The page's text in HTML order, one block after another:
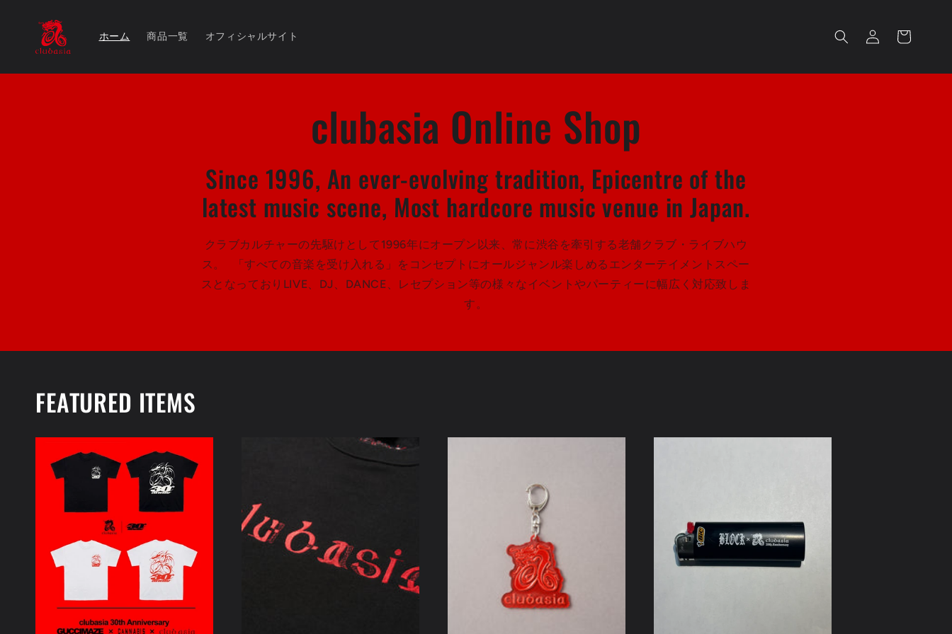
進む
ホーム 商品一覧 オフィシャルサイト
グ
イ
ー
clubasia Online Shop
Since 1996, An ever-evolving tradition, Epicentre of the
latest music scene, Most hardcore music venue in Japan.
クラブカルチャーの先駆けとして1996年にオープン以来、常に渋谷を牽引する老舗クラブ・ライブハウ
ス。 「すべての音楽を受け入れる」をコンセプトにオールジャンル楽しめるエンターテイメントスペー
スとなっておりLIVE、DJ、DANCE、レセプション等の様々なイベントやパーティーに幅広く対応致しま
す。
FEATURED ITEMS